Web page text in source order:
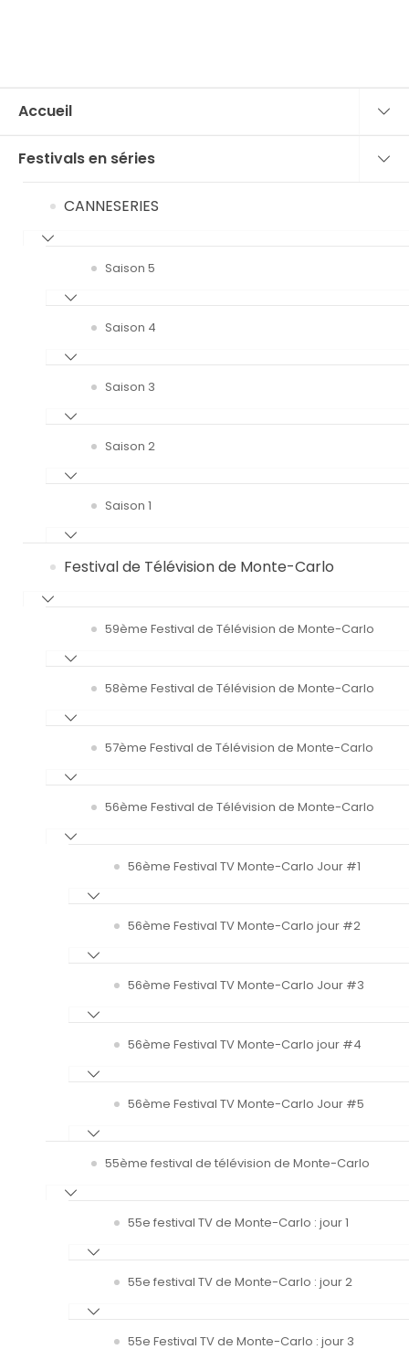
Accueil
Festivals en séries
CANNESERIES
Saison 5
Saison 4
Saison 3
Saison 2
Saison 1
Festival de Télévision de Monte-Carlo
59ème Festival de Télévision de Monte-Carlo
58ème Festival de Télévision de Monte-Carlo
57ème Festival de Télévision de Monte-Carlo
56ème Festival de Télévision de Monte-Carlo
56ème Festival TV Monte-Carlo Jour #1
56ème Festival TV Monte-Carlo jour #2
56ème Festival TV Monte-Carlo Jour #3
56ème Festival TV Monte-Carlo jour #4
56ème Festival TV Monte-Carlo Jour #5
55ème festival de télévision de Monte-Carlo
55e festival TV de Monte-Carlo : jour 1
55e festival TV de Monte-Carlo : jour 2
55e Festival TV de Monte-Carlo : jour 3